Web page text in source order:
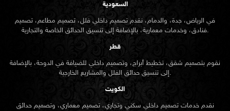
السعودية
في الرياض، جدة، والدمام، نقدم تصميم داخلي فلل، تصميم مطاعم، تصميم
فنادق، وخدمات معمارية، بالإضافة إلى تنسيق الحدائق الخاصة والتجارية.
قطر
نقوم بتصميم شقق، تخطيط أبراج، وتصميم داخلي للضيافة في الدوحة، بالإضافة
إلى تنسيق حدائق الفلل والمشاريع الخارجية.
الكويت
نقدم خدمات تصميم داخلي سكني وتجاري، تصميم معماري، وتصميم حدائق